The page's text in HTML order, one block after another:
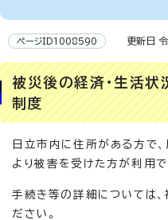
ページID1008590 更新日 令
被災後の経済・生活
制度
日立市内に住所がある方で
より被害を受けた方が利用
手続き等の詳細については
ださい。